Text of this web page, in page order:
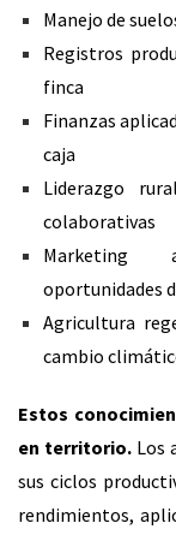
Manejo de
Registros
finca
Finanzas
caja
Liderazgo
colaborativas
Marketing
oportunidades
Agricultura
cambio
Estos
en territorio. Los
sus ciclos
rendimientos,